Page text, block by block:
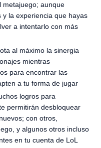
metajuego; aunque
la experiencia que hayas
a intentarlo con más
al máximo la sinergia
mientras
para encontrar las
a tu forma de jugar
logros para
permitirán desbloquear
con otros,
y algunos otros incluso
en tu cuenta de LoL